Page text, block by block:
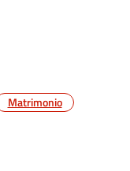
Matrimonio